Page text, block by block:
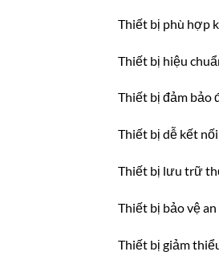
Thiết bị phù hợp
Thiết bị hiệu
Thiết bị đảm bảo
Thiết bị dễ kết
Thiết bị lưu trữ
Thiết bị bảo vệ an
Thiết bị giảm